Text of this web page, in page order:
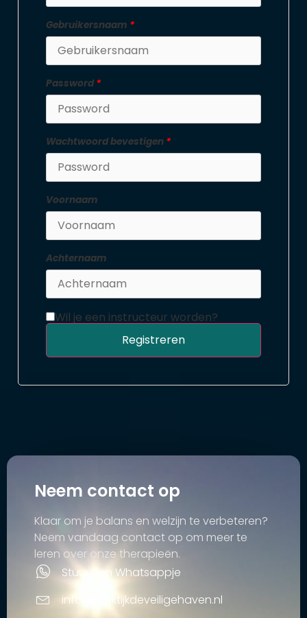
Gebruikersnaam *
Password *
Wachtwoord bevestigen *
Voornaam
Achternaam
Wil je een instructeur worden?
Registreren
Neem contact op
Klaar om je balans en welzijn te verbeteren?
Neem vandaag contact op om meer te
leren over onze therapieën.
Stuur een Whatsappje
info@praktijkdeveiligehaven.nl